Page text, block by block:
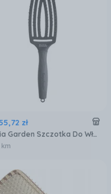
,72 zł
Olivia Garden Szczotka Do Włosów Fingerbrush Care Iconic Czarny
km